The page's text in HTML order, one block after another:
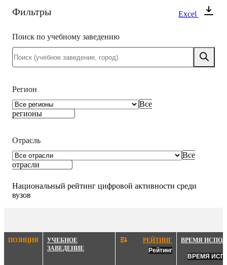
Фильтры Excel
Поиск по учебному заведению
Регион
Все
регионы
Отрасль
Все
отрасли
Национальный рейтинг цифровой активности среди
вузов
ПОЗИЦИЯ
УЧЕБНОЕ
ЗАВЕДЕНИЕ
РЕЙТИНГ
Рейтинг
ВРЕМЯ
ВРЕМЯ